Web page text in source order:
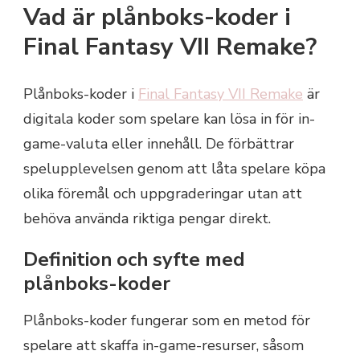
Vad är plånboks-koder i
Final Fantasy VII Remake?
Plånboks-koder i Final Fantasy VII Remake är
digitala koder som spelare kan lösa in för in-
game-valuta eller innehåll. De förbättrar
spelupplevelsen genom att låta spelare köpa
olika föremål och uppgraderingar utan att
behöva använda riktiga pengar direkt.
Definition och syfte med
plånboks-koder
Plånboks-koder fungerar som en metod för
spelare att skaffa in-game-resurser, såsom